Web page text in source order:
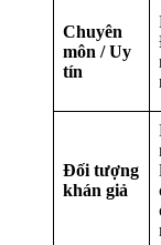
Chuyên
môn / Uy
tín
Đối tượng
khán giả